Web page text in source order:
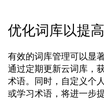
优化词库以提
有效的词库管理可以显
通过定期更新云词库，
术语。同时，自定义个
或学习术语，将进一步